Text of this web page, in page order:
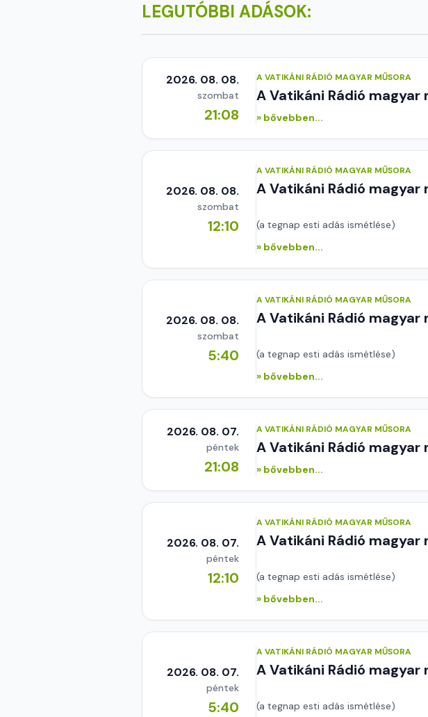
LEGUTÓBBI ADÁSOK:
2026. 08. 08.
szombat
21:08
A VATIKÁNI RÁDIÓ MAGYAR MŰSORA
A Vatikáni Rádió magyar
» bővebben...
2026. 08. 08.
szombat
12:10
A VATIKÁNI RÁDIÓ MAGYAR MŰSORA
A Vatikáni Rádió magyar
(a tegnap esti adás ismétlése)
» bővebben...
2026. 08. 08.
szombat
5:40
A VATIKÁNI RÁDIÓ MAGYAR MŰSORA
A Vatikáni Rádió magyar
(a tegnap esti adás ismétlése)
» bővebben...
2026. 08. 07.
péntek
21:08
A VATIKÁNI RÁDIÓ MAGYAR MŰSORA
A Vatikáni Rádió magyar
» bővebben...
2026. 08. 07.
péntek
12:10
A VATIKÁNI RÁDIÓ MAGYAR MŰSORA
A Vatikáni Rádió magyar
(a tegnap esti adás ismétlése)
» bővebben...
2026. 08. 07.
péntek
5:40
A VATIKÁNI RÁDIÓ MAGYAR MŰSORA
A Vatikáni Rádió magyar
(a tegnap esti adás ismétlése)